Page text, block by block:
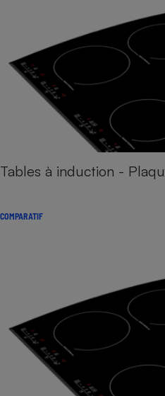
Tables à induction -
COMPARATIF